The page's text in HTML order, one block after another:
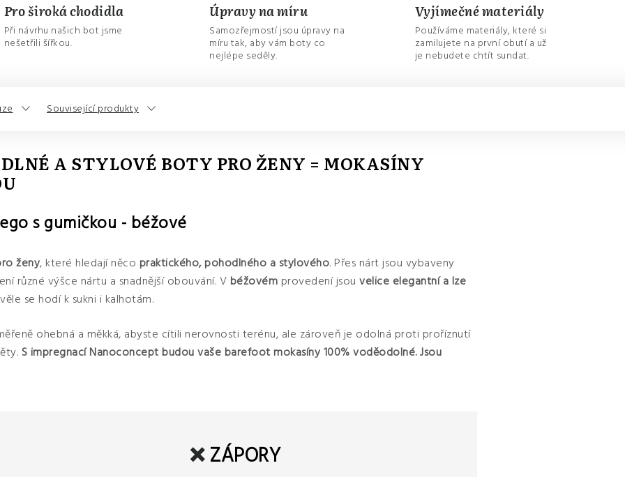
Pro široká chodidla
Při návrhu našich bot jsme
nešetřili šířkou.
Úpravy na míru
Samozřejmostí jsou úpravy na
míru tak, aby vám boty co
nejlépe seděly.
Vyjímečné materiály
Používáme materiály, které si
zamilujete na první obutí a už
je nebudete chtít sundat.
Související produkty
A STYLOVÉ BOTY PRO ŽENY = MOKASÍNY
s gumičkou - béžové
ženy, které hledají něco praktického, pohodlného a stylového. Přes nárt jsou vybaveny
různé výšce nártu a snadnější obouvání. V béžovém provedení jsou velice elegantní a lze
se hodí k sukni i kalhotám.
ohebná a měkká, abyste cítili nerovnosti terénu, ale zároveň je odolná proti proříznutí
S impregnací Nanoconcept budou vaše barefoot mokasíny 100% voděodolné. Jsou
❌ ZÁPORY